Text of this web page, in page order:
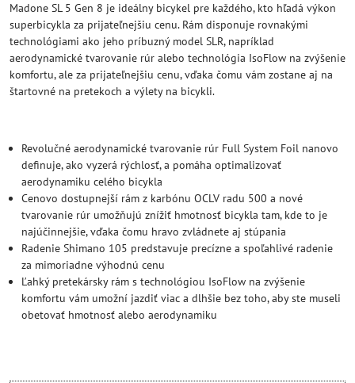
Madone SL 5 Gen 8 je ideálny bicykel pre každého, kto hľadá výkon
superbicykla za prijateľnejšiu cenu. Rám disponuje rovnakými
technológiami ako jeho príbuzný model SLR, napríklad
aerodynamické tvarovanie rúr alebo technológia IsoFlow na zvýšenie
komfortu, ale za prijateľnejšiu cenu, vďaka čomu vám zostane aj na
štartovné na pretekoch a výlety na bicykli.
Revolučné aerodynamické tvarovanie rúr Full System Foil nanovo
definuje, ako vyzerá rýchlosť, a pomáha optimalizovať
aerodynamiku celého bicykla
Cenovo dostupnejší rám z karbónu OCLV radu 500 a nové
tvarovanie rúr umožňujú znížiť hmotnosť bicykla tam, kde to je
najúčinnejšie, vďaka čomu hravo zvládnete aj stúpania
Radenie Shimano 105 predstavuje precízne a spoľahlivé radenie
za mimoriadne výhodnú cenu
Ľahký pretekársky rám s technológiou IsoFlow na zvýšenie
komfortu vám umožní jazdiť viac a dlhšie bez toho, aby ste museli
obetovať hmotnosť alebo aerodynamiku